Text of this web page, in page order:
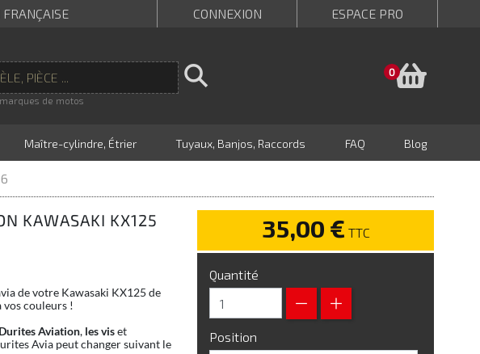
FRANÇAISE CONNEXION ESPACE PRO
de motos
0
Maître-cylindre, Étrier Tuyaux, Banjos, Raccords FAQ Blog
KAWASAKI KX125
de votre Kawasaki KX125 de
vos couleurs !
Aviation, les viset
Avia peut changer suivant le
35,00 € TTC
Quantité
Position